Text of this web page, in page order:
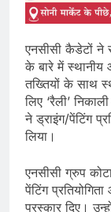
एनसीसी कैडेटों ने
के बारे में स्थानीय
तख्तियों के साथ
लिए ‘रैली’
ने ड्राइंग/पेंटिंग
लिया।
एनसीसी ग्रुप
पेंटिंग
पुरस्कार दिए।